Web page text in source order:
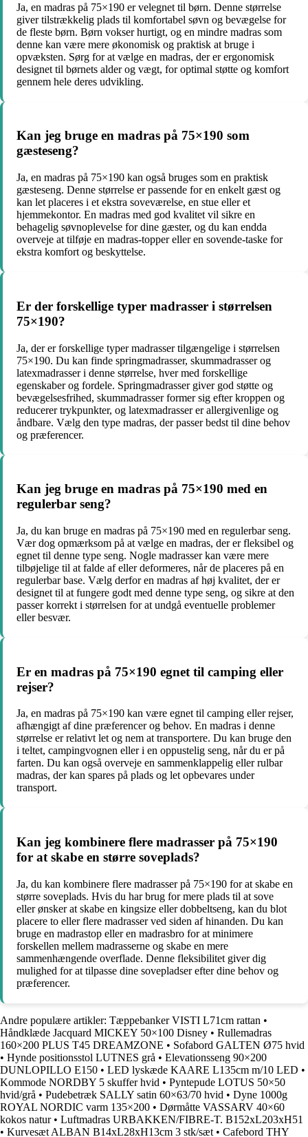
Ja, en madras på 75×190 er velegnet til børn. Denne størrelse
giver tilstrækkelig plads til komfortabel søvn og bevægelse for
de fleste børn. Børn vokser hurtigt, og en mindre madras som
denne kan være mere økonomisk og praktisk at bruge i
opvæksten. Sørg for at vælge en madras, der er ergonomisk
designet til børnets alder og vægt, for optimal støtte og komfort
gennem hele deres udvikling.
Kan jeg bruge en madras på 75×190 som
gæsteseng?
Ja, en madras på 75×190 kan også bruges som en praktisk
gæsteseng. Denne størrelse er passende for en enkelt gæst og
kan let placeres i et ekstra soveværelse, en stue eller et
hjemmekontor. En madras med god kvalitet vil sikre en
behagelig søvnoplevelse for dine gæster, og du kan endda
overveje at tilføje en madras-topper eller en sovende-taske for
ekstra komfort og beskyttelse.
Er der forskellige typer madrasser i størrelsen
75×190?
Ja, der er forskellige typer madrasser tilgængelige i størrelsen
75×190. Du kan finde springmadrasser, skummadrasser og
latexmadrasser i denne størrelse, hver med forskellige
egenskaber og fordele. Springmadrasser giver god støtte og
bevægelsesfrihed, skummadrasser former sig efter kroppen og
reducerer trykpunkter, og latexmadrasser er allergivenlige og
åndbare. Vælg den type madras, der passer bedst til dine behov
og præferencer.
Kan jeg bruge en madras på 75×190 med en
regulerbar seng?
Ja, du kan bruge en madras på 75×190 med en regulerbar seng.
Vær dog opmærksom på at vælge en madras, der er fleksibel og
egnet til denne type seng. Nogle madrasser kan være mere
tilbøjelige til at falde af eller deformeres, når de placeres på en
regulerbar base. Vælg derfor en madras af høj kvalitet, der er
designet til at fungere godt med denne type seng, og sikre at den
passer korrekt i størrelsen for at undgå eventuelle problemer
eller besvær.
Er en madras på 75×190 egnet til camping eller
rejser?
Ja, en madras på 75×190 kan være egnet til camping eller rejser,
afhængigt af dine præferencer og behov. En madras i denne
størrelse er relativt let og nem at transportere. Du kan bruge den
i teltet, campingvognen eller i en oppustelig seng, når du er på
farten. Du kan også overveje en sammenklappelig eller rulbar
madras, der kan spares på plads og let opbevares under
transport.
Kan jeg kombinere flere madrasser på 75×190
for at skabe en større soveplads?
Ja, du kan kombinere flere madrasser på 75×190 for at skabe en
større soveplads. Hvis du har brug for mere plads til at sove
eller ønsker at skabe en kingsize eller dobbeltseng, kan du blot
placere to eller flere madrasser ved siden af hinanden. Du kan
bruge en madrastop eller en madrasbro for at minimere
forskellen mellem madrasserne og skabe en mere
sammenhængende overflade. Denne fleksibilitet giver dig
mulighed for at tilpasse dine sovepladser efter dine behov og
præferencer.
Andre populære artikler: Tæppebanker VISTI L71cm rattan •
Håndklæde Jacquard MICKEY 50×100 Disney • Rullemadras
160×200 PLUS T45 DREAMZONE • Sofabord GALTEN Ø75 hvid
• Hynde positionsstol LUTNES grå • Elevationsseng 90×200
DUNLOPILLO E150 • LED lyskæde KAARE L135cm m/10 LED •
Kommode NORDBY 5 skuffer hvid • Pyntepude LOTUS 50×50
hvid/grå • Pudebetræk SALLY satin 60×63/70 hvid • Dyne 1000g
ROYAL NORDIC varm 135×200 • Dørmåtte VASSARV 40×60
kokos natur• Luftmadras URBAKKEN/FIBRE-T. B152xL203xH51
• Kurvesæt ALBAN B14xL28xH13cm 3 stk/sæt • Cafebord THY